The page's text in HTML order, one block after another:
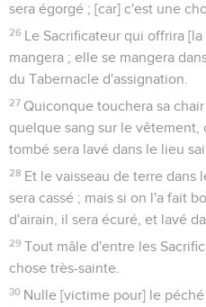
sera égorgé ; [car] c'est une
26 Le Sacrificateur qui offrira
mangera ; elle se mangera
du Tabernacle d'assignation.
27 Quiconque touchera sa
quelque sang sur le vêtement,
tombé sera lavé dans le lieu
28 Et le vaisseau de terre dans
sera cassé ; mais si on l'a fait
d'airain, il sera écuré, et lavé
29 Tout mâle d'entre les
chose très-sainte.
30 Nulle [victime pour] le